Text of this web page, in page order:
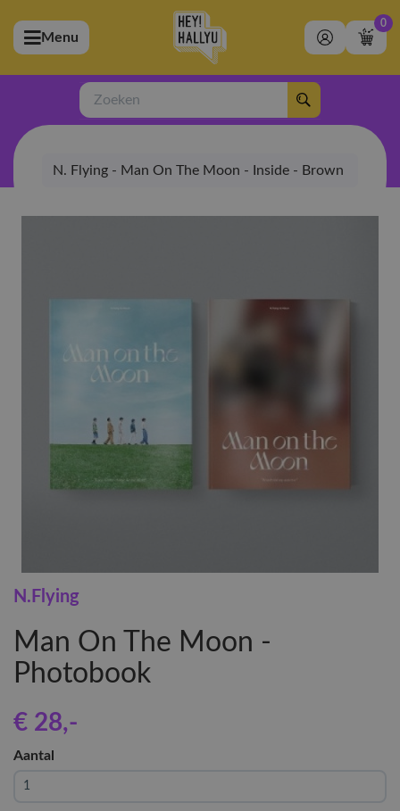
(Artiesten)
(Merchandise)
(Exclusive)
(Winkel)
Menu
0
Zoeken
N. Flying - Man On The Moon - Inside - Brown
N.Flying
Man On The Moon -
Photobook
€ 28,-
Aantal